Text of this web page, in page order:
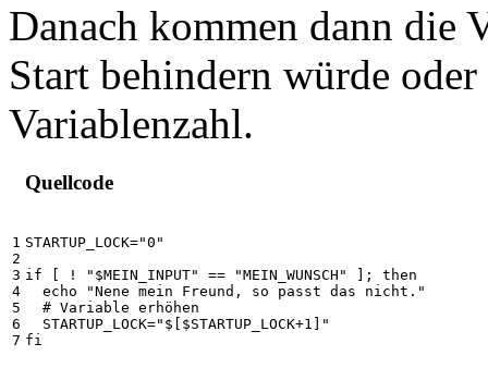
Danach kommen dann die
Start behindern würde
Variablenzahl.
Quellcode
1
2
3
4
5
6
STARTUP_LOCK="0"
if [ ! "$MEIN_INPUT" == "MEIN_WUNSCH" ]; then
  echo "Nene mein Freund, so passt das nicht."
  # Variable erhöhen
  STARTUP_LOCK="$[$STARTUP_LOCK+1]"
fi